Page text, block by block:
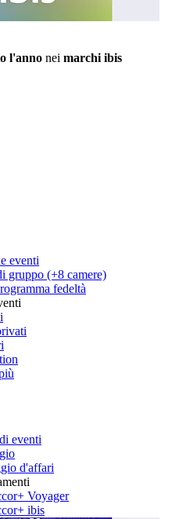
l'anno nei marchi ibis
eventi
gruppo (+8 camere)
fedeltà
eventi
d'affari
Voyager
ibis